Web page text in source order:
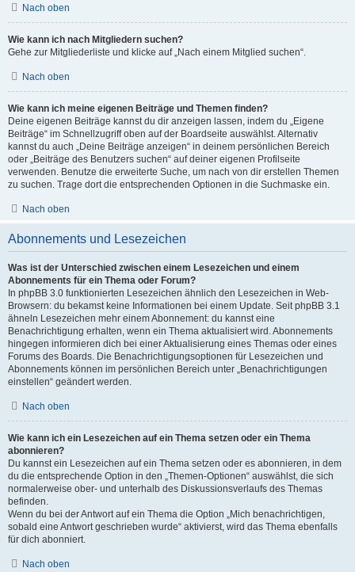
Nach oben
Wie kann ich nach Mitgliedern suchen?
Gehe zur Mitgliederliste und klicke auf „Nach einem Mitglied suchen“.
Nach oben
Wie kann ich meine eigenen Beiträge und Themen finden?
Deine eigenen Beiträge kannst du dir anzeigen lassen, indem du „Eigene
Beiträge“ im Schnellzugriff oben auf der Boardseite auswählst. Alternativ
kannst du auch „Deine Beiträge anzeigen“ in deinem persönlichen Bereich
oder „Beiträge des Benutzers suchen“ auf deiner eigenen Profilseite
verwenden. Benutze die erweiterte Suche, um nach von dir erstellen Themen
zu suchen. Trage dort die entsprechenden Optionen in die Suchmaske ein.
Nach oben
Abonnements und Lesezeichen
Was ist der Unterschied zwischen einem Lesezeichen und einem
Abonnements für ein Thema oder Forum?
In phpBB 3.0 funktionierten Lesezeichen ähnlich den Lesezeichen in Web-
Browsern: du bekamst keine Informationen bei einem Update. Seit phpBB 3.1
ähneln Lesezeichen mehr einem Abonnement: du kannst eine
Benachrichtigung erhalten, wenn ein Thema aktualisiert wird. Abonnements
hingegen informieren dich bei einer Aktualisierung eines Themas oder eines
Forums des Boards. Die Benachrichtigungsoptionen für Lesezeichen und
Abonnements können im persönlichen Bereich unter „Benachrichtigungen
einstellen“ geändert werden.
Nach oben
Wie kann ich ein Lesezeichen auf ein Thema setzen oder ein Thema
abonnieren?
Du kannst ein Lesezeichen auf ein Thema setzen oder es abonnieren, in dem
du die entsprechende Option in den „Themen-Optionen“ auswählst, die sich
normalerweise ober- und unterhalb des Diskussionsverlaufs des Themas
befinden.
Wenn du bei der Antwort auf ein Thema die Option „Mich benachrichtigen,
sobald eine Antwort geschrieben wurde“ aktivierst, wird das Thema ebenfalls
für dich abonniert.
Nach oben